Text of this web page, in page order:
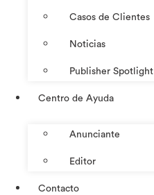
Casos de Clientes
Noticias
Publisher Spotlight
Centro de Ayuda
Anunciante
Editor
Contacto